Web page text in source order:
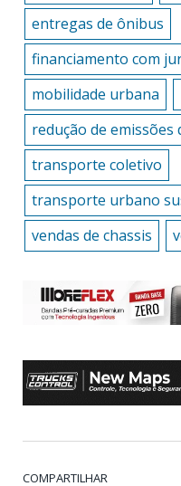
entregas de ônibus
financiamento com
mobilidade urbana
redução de emissões
transporte coletivo
transporte urbano
vendas de chassis
COMPARTILHAR